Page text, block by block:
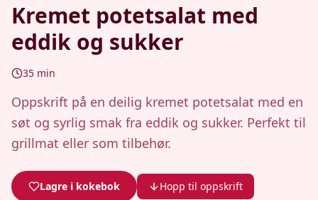
Kremet potetsalat med
eddik og sukker
35 min
Oppskrift på en deilig kremet potetsalat med en
søt og syrlig smak fra eddik og sukker. Perfekt til
grillmat eller som tilbehør.
Lagre i kokebok Hopp til oppskrift